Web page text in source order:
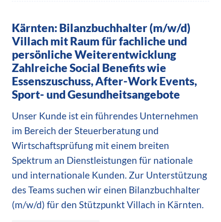
Kärnten: Bilanzbuchhalter (m/w/d)
Villach mit Raum für fachliche und
persönliche Weiterentwicklung
Zahlreiche Social Benefits wie
Essenszuschuss, After-Work Events,
Sport- und Gesundheitsangebote
Unser Kunde ist ein führendes Unternehmen
im Bereich der Steuerberatung und
Wirtschaftsprüfung mit einem breiten
Spektrum an Dienstleistungen für nationale
und internationale Kunden. Zur Unterstützung
des Teams suchen wir einen Bilanzbuchhalter
(m/w/d) für den Stützpunkt Villach in Kärnten.